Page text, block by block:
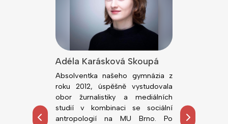
zejména
Adéla Karásková Skoupá
Absolventka našeho gymnázia z
roku 2012, úspěšně vystudovala
obor žurnalistiky a mediálních
studií v kombinaci se sociální
antropologií na MU Brno. Po
Lékařské
Palackého.